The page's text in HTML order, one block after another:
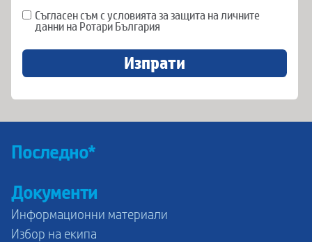
Съгласен съм с условията за защита на личните
данни на Ротари България
Изпрати
Последно*
Документи
Информационни материали
Избор на екипа